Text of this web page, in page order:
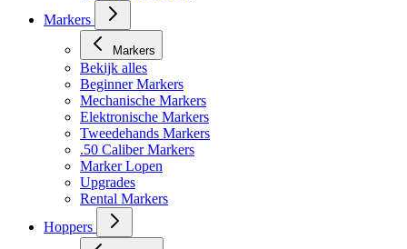
Markers
Markers
Bekijk alles
Beginner Markers
Mechanische Markers
Elektronische Markers
Tweedehands Markers
.50 Caliber Markers
Marker Lopen
Upgrades
Rental Markers
Hoppers